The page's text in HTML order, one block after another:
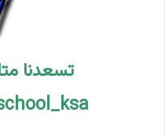
تسعدنا